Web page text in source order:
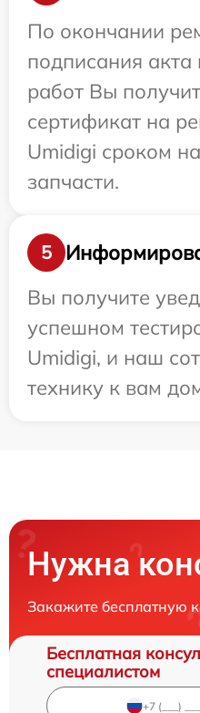
По окончании
подписания
работ Вы
сертификат на
Umidigi сроком
запчасти.
5
Вы получите
успешном
Umidigi, и наш
технику к вам
Нужна
Закажите бесплатную
Бесплатная
специалистом